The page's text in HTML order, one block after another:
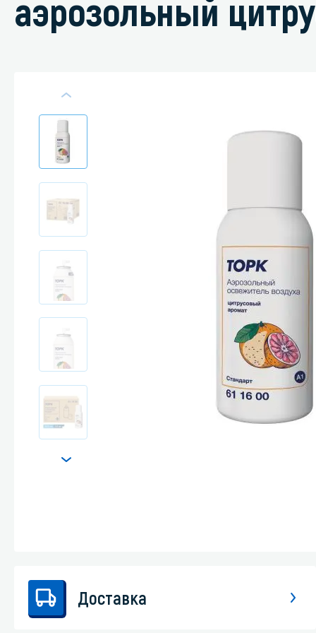
стрипперы
Средства
Средства
Средства
Стекла и
Автохимия
аэрозольный
Доставка